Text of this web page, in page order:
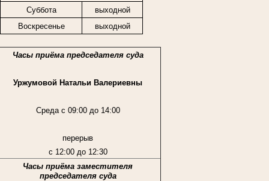
Суббота
выходной
Воскресенье
выходной
Часы приёма председателя суда
Уржумовой Натальи Валериевны
Среда с 09:00 до 14:00
перерыв
с 12:00 до 12:30
Часы приёма заместителя
председателя суда